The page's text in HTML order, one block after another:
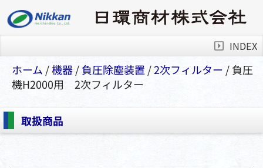
INDEX
ホーム /機器/負圧除塵装置 /2次フィルター / 負圧
機H2000用 2次フィルター
取扱商品